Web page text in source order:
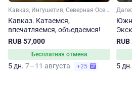
Кавказ, Ингушетия, Северная Осетия, Чечня
Кавказ. Катаемся,
впечатляемся, объедаемся!
RUB 57,000
Бесплатная отмена
5 дн. 7—11 августа +25 5 дн.